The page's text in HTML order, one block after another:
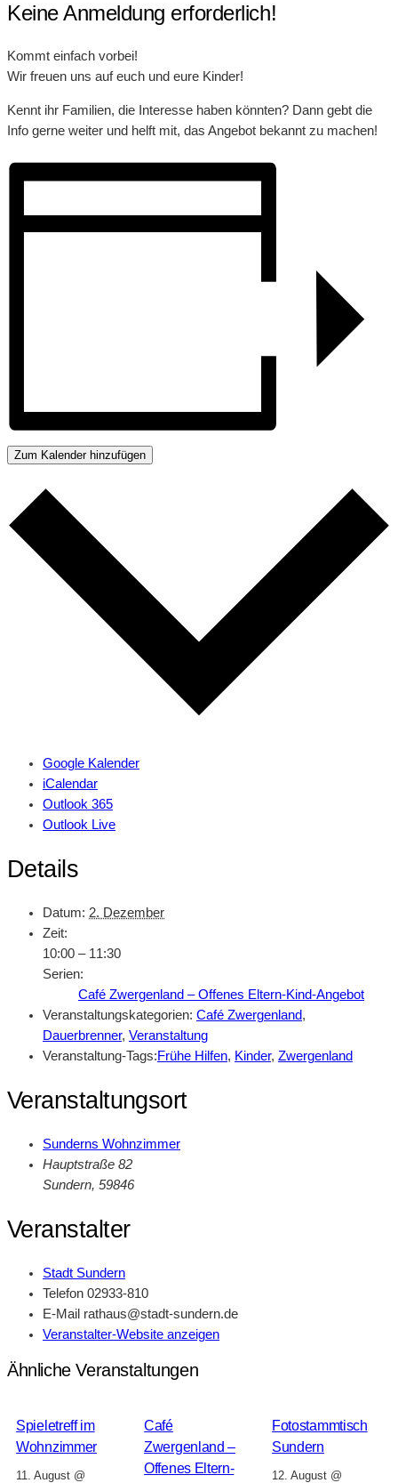
Keine Anmeldung erforderlich!
Kommt einfach vorbei!
Wir freuen uns auf euch und eure Kinder!
Kennt ihr Familien, die Interesse haben könnten? Dann gebt die
Info gerne weiter und helft mit, das Angebot bekannt zu machen!
Zum Kalender hinzufügen
Google Kalender
iCalendar
Outlook 365
Outlook Live
Details
Datum: 2. Dezember
Zeit:
10:00 – 11:30
Serien:
Café Zwergenland – Offenes Eltern-Kind-Angebot
Veranstaltungskategorien: Café Zwergenland,
Dauerbrenner, Veranstaltung
Veranstaltung-Tags:Frühe Hilfen, Kinder, Zwergenland
Veranstaltungsort
Sunderns Wohnzimmer
Hauptstraße 82
Sundern, 59846
Veranstalter
Stadt Sundern
Telefon 02933-810
E-Mail rathaus@stadt-sundern.de
Veranstalter-Website anzeigen
Ähnliche Veranstaltungen
Spieletreff im
Wohnzimmer
11. August @
Café
Zwergenland –
Offenes Eltern-
Fotostammtisch
Sundern
12. August @